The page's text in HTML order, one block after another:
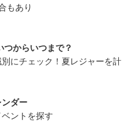
もあり
からいつまで？
にチェック！夏レジャーを計
ダー
ントを探す